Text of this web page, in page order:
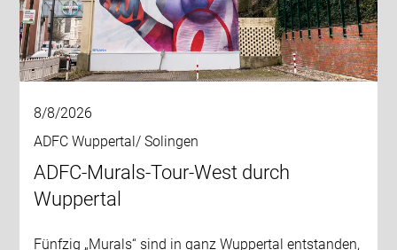
8/8/2026
ADFC Wuppertal/ Solingen
ADFC-Murals-Tour-West durch
Wuppertal
Fünfzig „Murals“ sind in ganz Wuppertal entstanden,